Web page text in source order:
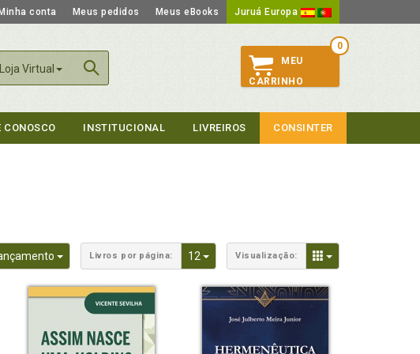
Minha conta Meus pedidos Meus eBooks Juruá Europa
Loja Virtual
0
MEU
CARRINHO
CONOSCO INSTITUCIONAL LIVREIROS CONSINTER
Toggle Dropdown
Livros por página: 12 Toggle Dropdown
Visualização: Toggle Dropdown